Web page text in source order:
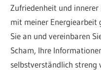
Zufriedenheit und
mit meiner Energiearbeit
Sie an und vereinbaren
Scham, Ihre
selbstverständlich